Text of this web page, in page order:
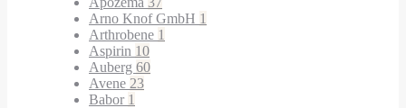
Arno Knof GmbH 1
Arthrobene 1
Aspirin 10
Auberg 60
Avene 23
Babor 1